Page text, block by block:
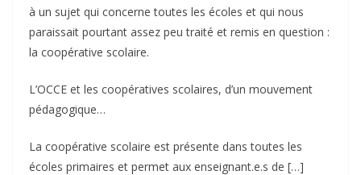
à un sujet qui concerne toutes les écoles et qui nous
paraissait pourtant assez peu traité et remis en question :
la coopérative scolaire.
L’OCCE et les coopératives scolaires, d’un mouvement
pédagogique…
La coopérative scolaire est présente dans toutes les
écoles primaires et permet aux enseignant.e.s de […]